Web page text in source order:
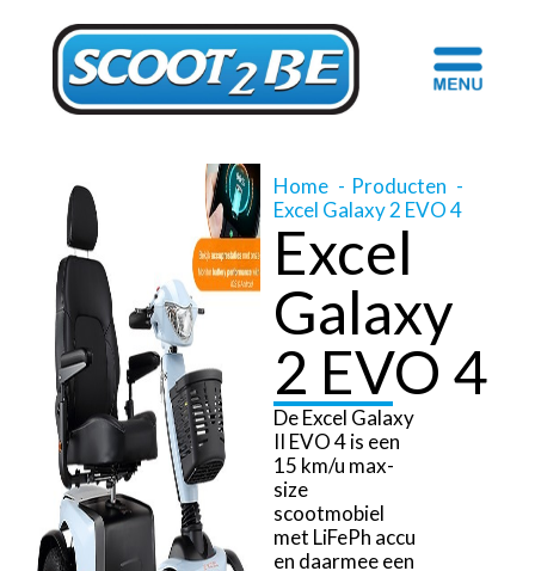
Home
Producten
Excel Galaxy 2 EVO 4
Excel
Galaxy
2 EVO 4
De Excel Galaxy
II EVO 4 is een
15 km/u max-
size
scootmobiel
met LiFePh accu
en daarmee een